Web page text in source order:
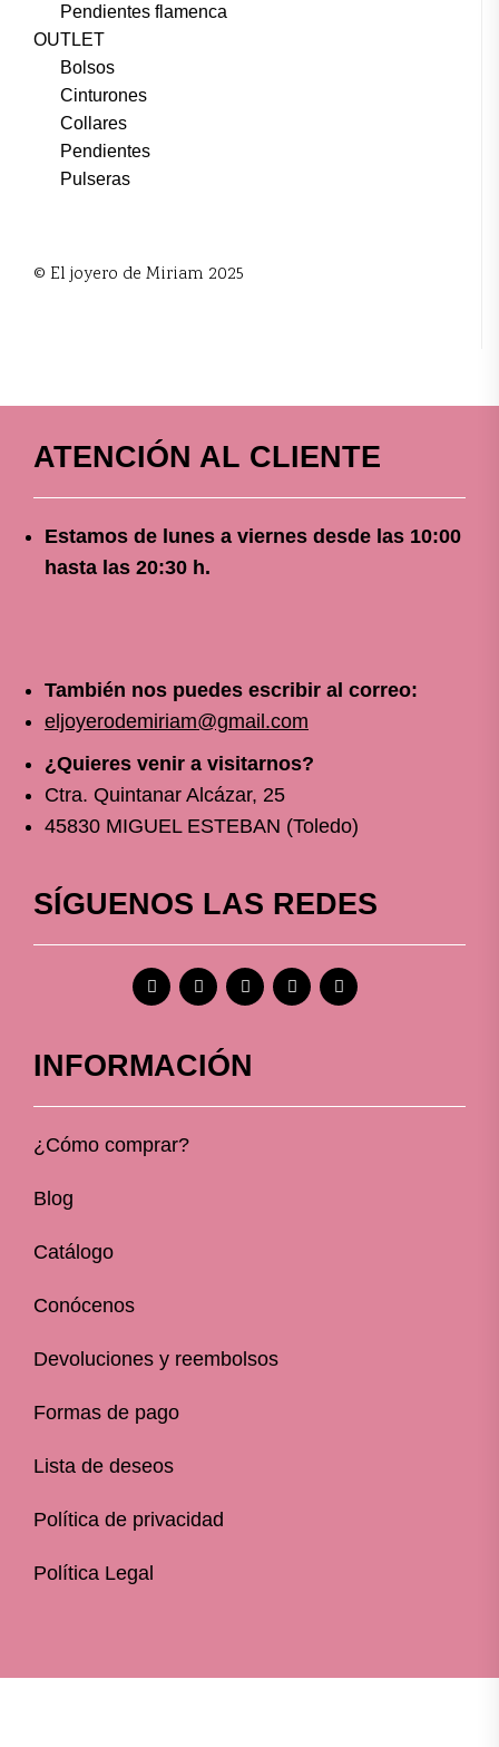
Pendientes flamenca
OUTLET
Bolsos
Cinturones
Collares
Pendientes
Pulseras
© El joyero de Miriam 2025
ATENCIÓN AL CLIENTE
Estamos de lunes a viernes desde las 10:00
hasta las 20:30 h.
También nos puedes escribir al correo:
eljoyerodemiriam@gmail.com
¿Quieres venir a visitarnos?
Ctra. Quintanar Alcázar, 25
45830 MIGUEL ESTEBAN (Toledo)
SÍGUENOS LAS REDES
INFORMACIÓN
¿Cómo comprar?
Blog
Catálogo
Conócenos
Devoluciones y reembolsos
Formas de pago
Lista de deseos
Política de privacidad
Política Legal